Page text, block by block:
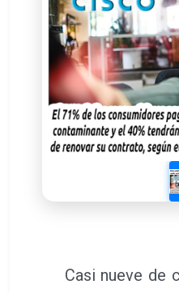
Casi nueve de